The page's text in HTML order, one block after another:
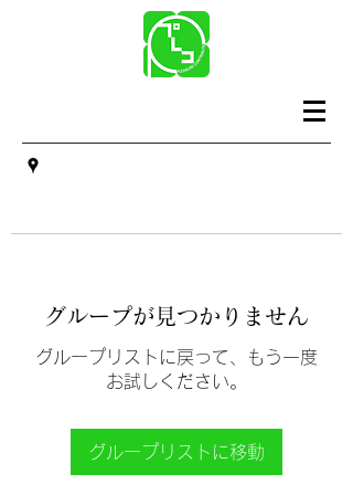
グループが見つかりません
グループリストに戻って、もう一度
お試しください。
グループリストに移動